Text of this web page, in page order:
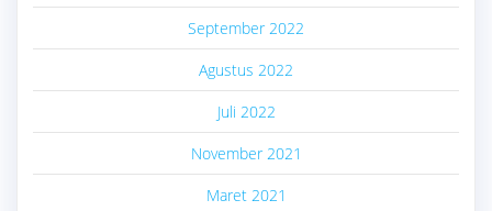
September 2022
Agustus 2022
Juli 2022
November 2021
Maret 2021